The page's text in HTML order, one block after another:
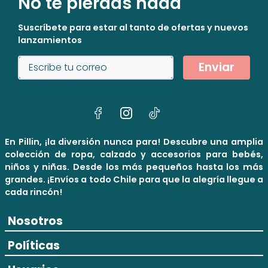
Suscríbete para estar al tanto de ofertas y nuevos
lanzamientos
Enviar
En Pillin, ¡la diversión nunca para! Descubre una amplia
colección de ropa, calzado y accesorios para bebés,
niños y niñas. Desde los más pequeños hasta los más
grandes. ¡Envíos a todo Chile para que la alegría llegue a
cada rincón!
Nosotros
Políticas